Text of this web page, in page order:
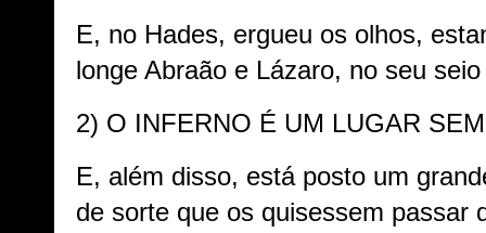
E, no Hades, ergueu os olhos,
longe Abraão e Lázaro, no seu
2) O INFERNO É UM LUGAR
E, além disso, está posto um
de sorte que os quisessem passar